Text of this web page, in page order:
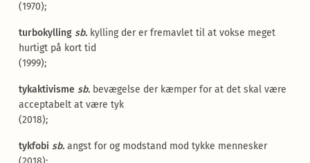
(1970);
turbokylling sb. kylling der er fremavlet til at vokse meget
hurtigt på kort tid
(1999);
tykaktivisme sb. bevægelse der kæmper for at det skal være
acceptabelt at være tyk
(2018);
tykfobi sb. angst for og modstand mod tykke mennesker